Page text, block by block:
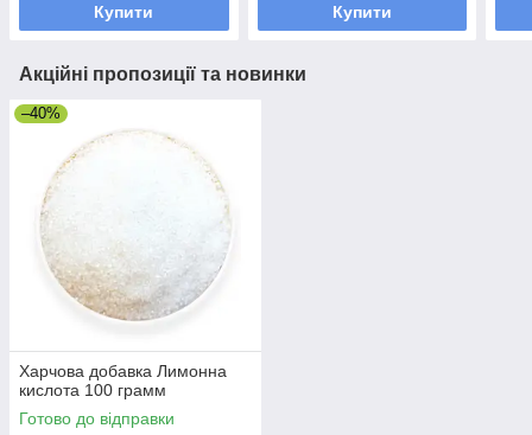
Купити Купити
Акційні пропозиції та новинки
–40%
Харчова добавка Лимонна
кислота 100 грамм
Готово до відправки